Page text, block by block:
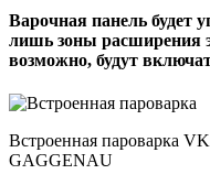
Варочная панель будет
лишь зоны расширения
возможно, будут
Встроенная пароварка
GAGGENAU